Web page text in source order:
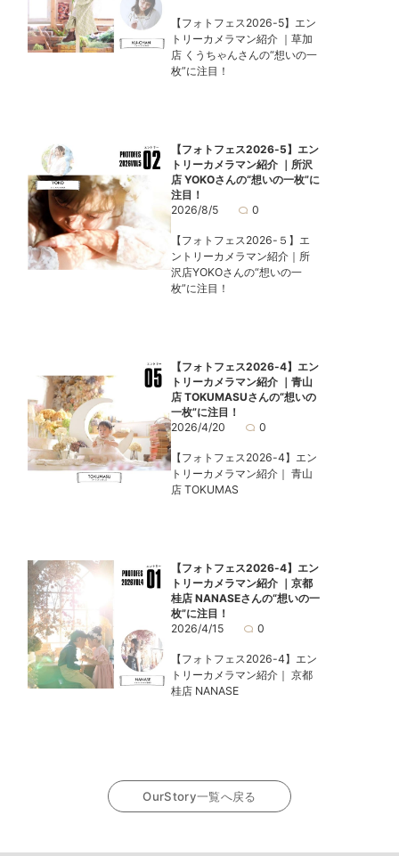
【フォトフェス2026-5】エン
トリーカメラマン紹介 ｜草加
店 くうちゃんさんの“想いの一
枚”に注目！
【フォトフェス2026-5】エン
トリーカメラマン紹介 ｜所沢
店 YOKOさんの“想いの一枚”に
注目！
2026/8/5
0
【フォトフェス2026-５】エ
ントリーカメラマン紹介｜所
沢店YOKOさんの“想いの一
枚”に注目！
【フォトフェス2026-4】エン
トリーカメラマン紹介 ｜青山
店 TOKUMASUさんの“想いの
一枚”に注目！
2026/4/20
0
【フォトフェス2026-4】エン
トリーカメラマン紹介｜ 青山
店 TOKUMAS
【フォトフェス2026-4】エン
トリーカメラマン紹介 ｜京都
桂店 NANASEさんの“想いの一
枚”に注目！
2026/4/15
0
【フォトフェス2026-4】エン
トリーカメラマン紹介｜ 京都
桂店 NANASE
OurStory一覧へ戻る